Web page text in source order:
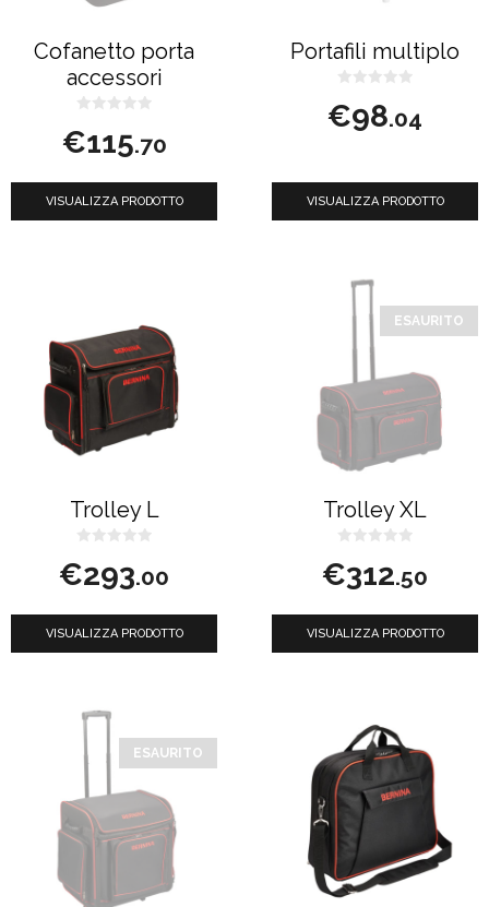
Cofanetto porta
accessori
s
u
€115.70
VISUALIZZA PRODOTTO
Portafili multiplo
s
u
€98.04
VISUALIZZA PRODOTTO
Trolley L
s
u
€293.00
VISUALIZZA PRODOTTO
ESAURITO
Trolley XL
s
u
€312.50
VISUALIZZA PRODOTTO
ESAURITO